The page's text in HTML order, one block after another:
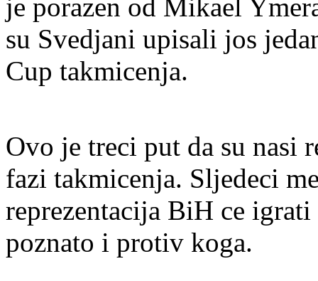
je porazen od Mikael
su Svedjani upisali jos
Cup takmicenja.
Ovo je treci put da su nasi
fazi takmicenja. Sljedeci
reprezentacija BiH ce
poznato i protiv koga.